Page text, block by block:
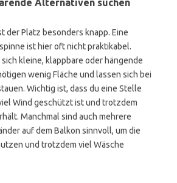
Alternativen suchen
der Platz besonders knapp. Eine
ist hier oft nicht praktikabel.
kleine, klappbare oder hängende
wenig Fläche und lassen sich bei
Wichtig ist, dass du eine Stelle
Wind geschützt ist und trotzdem
Manchmal sind auch mehrere
auf dem Balkon sinnvoll, um die
und trotzdem viel Wäsche